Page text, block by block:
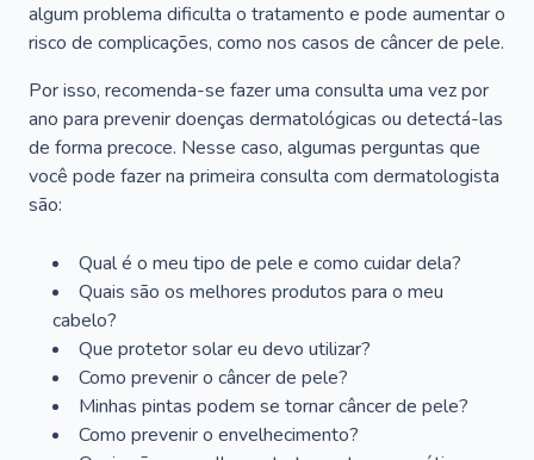
algum problema dificulta o tratamento e pode aumentar o
risco de complicações, como nos casos de câncer de pele.
Por isso, recomenda-se fazer uma consulta uma vez por
ano para prevenir doenças dermatológicas ou detectá-las
de forma precoce. Nesse caso, algumas perguntas que
você pode fazer na primeira consulta com dermatologista
são:
Qual é o meu tipo de pele e como cuidar dela?
Quais são os melhores produtos para o meu
cabelo?
Que protetor solar eu devo utilizar?
Como prevenir o câncer de pele?
Minhas pintas podem se tornar câncer de pele?
Como prevenir o envelhecimento?